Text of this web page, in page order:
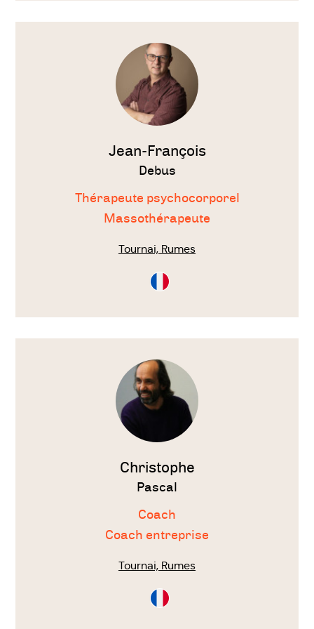
Voir
Jean-François
Debus
Thérapeute psychocorporel
Massothérapeute
Tournai, Rumes
Consultation
en
Voir
Christophe
Pascal
Coach
Coach entreprise
Tournai, Rumes
Consultation
en